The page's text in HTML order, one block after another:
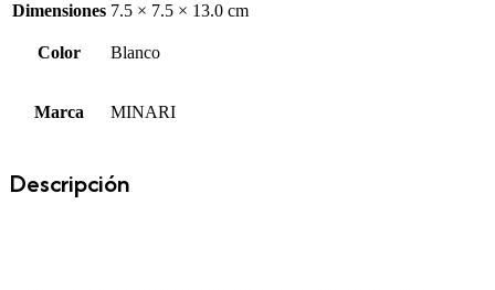
Dimensiones 7.5 × 7.5 × 13.0 cm
Color Blanco
Marca MINARI
Descripción